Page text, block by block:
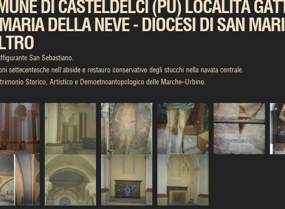
DI CASTELDELCI (PU) LOCALITÀ
DELLA NEVE - DIOCESI DI SAN
San Sebastiano.
settecentesche nell'abside e restauro conservativo degli stucchi nella navata centrale.
Storico, Artistico e Demoetnoantopologico delle Marche–Urbino.